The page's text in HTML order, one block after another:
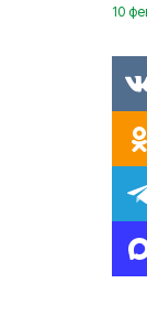
10